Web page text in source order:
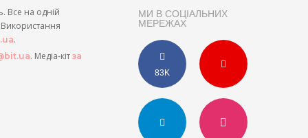
МИ В СОЦІАЛЬНИХ
МЕРЕЖАХ
83K
Все на одній
Використання
.
. Медіа-кіт за